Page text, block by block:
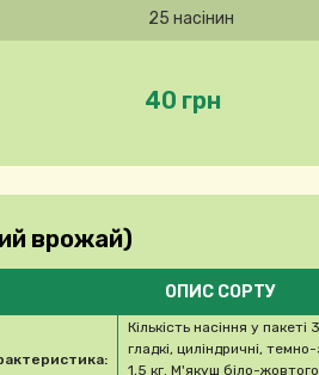
25 насінин
40 грн
врожай)
ОПИС СОРТУ
Кількість насіння у
гладкі, циліндричні,
1,5 кг. М'якуш біло-